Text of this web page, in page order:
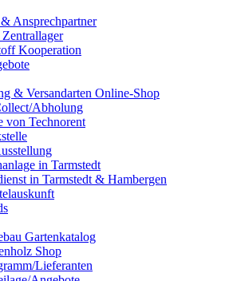
Ansprechpartner
Kooperation
& Versandarten Online-Shop
Abholung
von Technorent
in Tarmstedt
in Tarmstedt & Hambergen
Gartenkatalog
Shop
Lieferanten